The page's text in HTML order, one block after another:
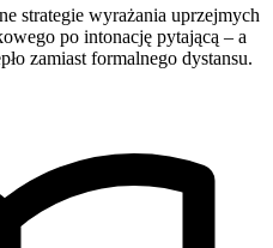
strategie wyrażania uprzejmych
po intonację pytającą – a
zamiast formalnego dystansu.